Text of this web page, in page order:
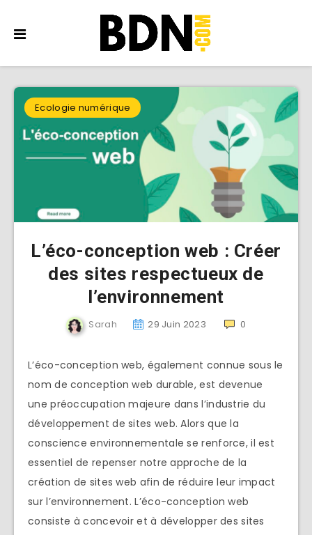
Ecologie numérique
L’éco-conception web : Créer
des sites respectueux de
l’environnement
Sarah 29 Juin 2023 0
L’éco-conception web, également connue sous le
nom de conception web durable, est devenue
une préoccupation majeure dans l’industrie du
développement de sites web. Alors que la
conscience environnementale se renforce, il est
essentiel de repenser notre approche de la
création de sites web afin de réduire leur impact
sur l’environnement. L’éco-conception web
consiste à concevoir et à développer des sites